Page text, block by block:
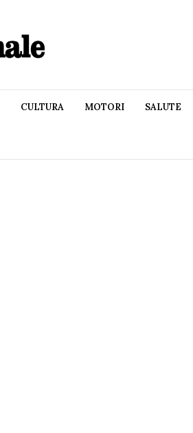
CULTURA MOTORI SALUTE